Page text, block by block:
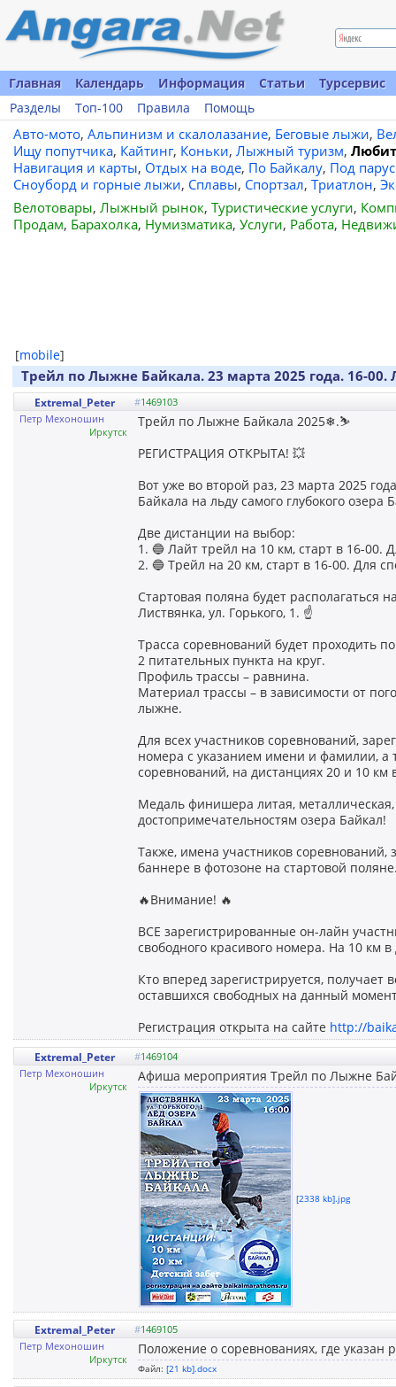
Главная Календарь Информация Статьи
Турсервис
Разделы
Топ-100 Правила Помощь
Авто-мото, Альпинизм и скалолазание, Беговые лыжи,
Ищу попутчика, Кайтинг, Коньки, Лыжный туризм,
Навигация и карты, Отдых на воде, По Байкалу, Под
Сноуборд и горные лыжи, Сплавы, Спортзал, Триатлон,
Велотовары, Лыжный рынок, Туристические услуги,
Продам, Барахолка, Нумизматика, Услуги, Работа,
[mobile]
Трейл по Лыжне Байкала. 23 марта 2025 года. 16-00.
Extremal_Peter #1469103
Петр Мехоношин
Иркутск
Трейл по Лыжне Байкала 2025❄.⛷
РЕГИСТРАЦИЯ ОТКРЫТА! 💥
Вот уже во второй раз, 23 марта 2025
Байкала на льду самого глубокого
Две дистанции на выбор:
1. 🔵 Лайт трейл на 10 км, старт в 16-00.
2. 🔵 Трейл на 20 км, старт в 16-00. Для
Стартовая поляна будет располагаться
Листвянка, ул. Горького, 1. ☝️
Трасса соревнований будет проходить
2 питательных пункта на круг.
Профиль трассы – равнина.
Материал трассы – в зависимости от
лыжне.
Для всех участников соревнований,
номера с указанием имени и фамилии, а
соревнований, на дистанциях 20 и 10
Медаль финишера литая,
достопримечательностям озера Байкал!
Также, имена участников
баннере в фотозоне на стартовой
🔥Внимание! 🔥
ВСЕ зарегистрированные он-лайн
свободного красивого номера. На 10 км
Кто вперед зарегистрируется,
оставшихся свободных на данный
Регистрация открыта на сайте http://
Extremal_Peter #1469104
Петр Мехоношин
Иркутск
Афиша мероприятия Трейл по Лыжне
[2338 kb].jpg
Extremal_Peter #1469105
Петр Мехоношин
Иркутск
Положение о соревнованиях, где
Файл: [21 kb].docx